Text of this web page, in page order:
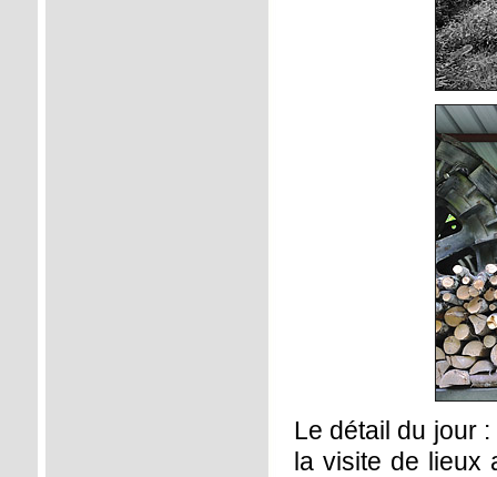
Le détail du jour
la visite de lieux